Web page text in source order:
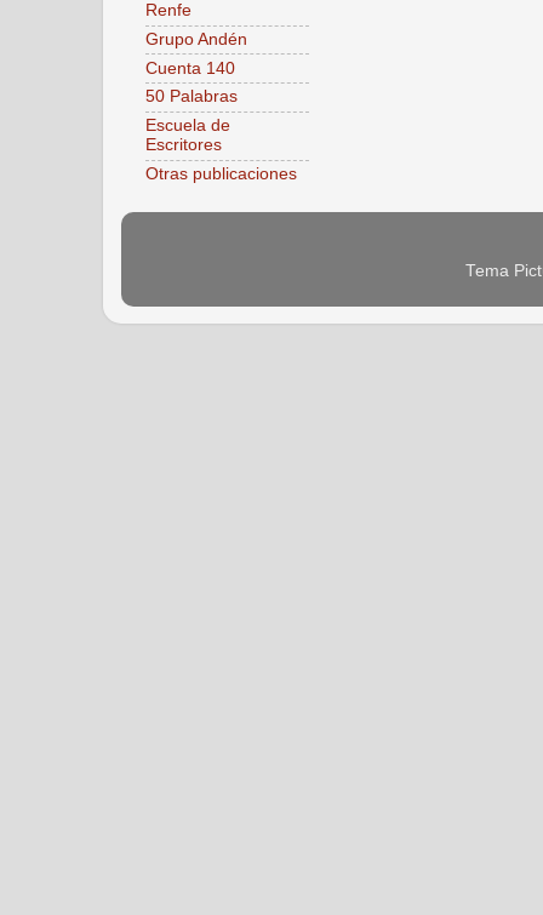
Renfe
Grupo Andén
Cuenta 140
50 Palabras
Escuela de
Escritores
Otras publicaciones
Tema